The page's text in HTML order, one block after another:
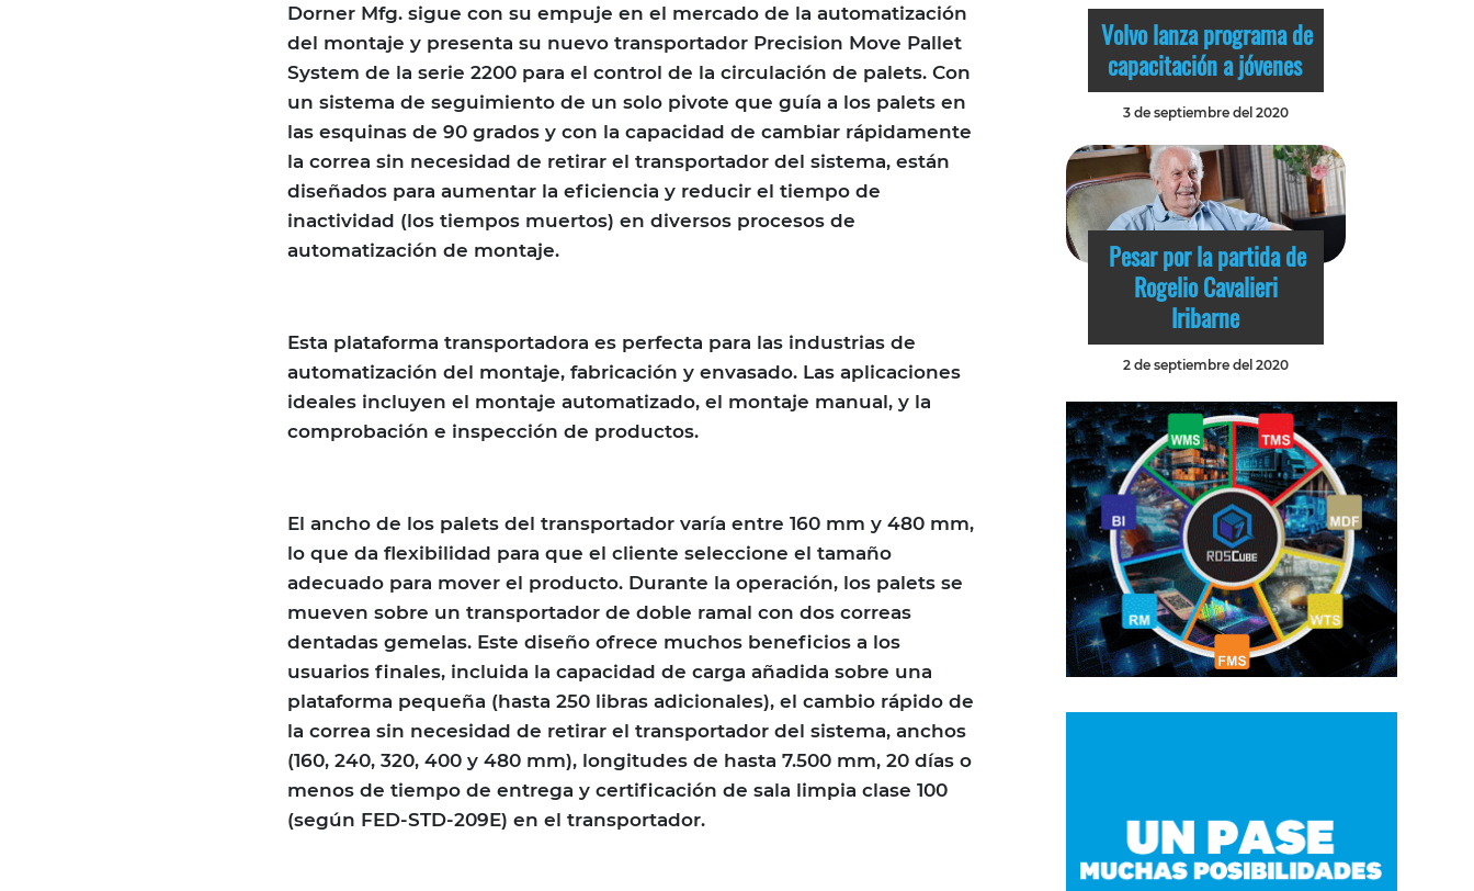
Dorner Mfg. sigue con su empuje en el mercado de la automatización
del montaje y presenta su nuevo transportador Precision Move Pallet
System de la serie 2200 para el control de la circulación de palets. Con
un sistema de seguimiento de un solo pivote que guía a los palets en
las esquinas de 90 grados y con la capacidad de cambiar rápidamente
la correa sin necesidad de retirar el transportador del sistema, están
diseñados para aumentar la eficiencia y reducir el tiempo de
inactividad (los tiempos muertos) en diversos procesos de
automatización de montaje.
Esta plataforma transportadora es perfecta para las industrias de
automatización del montaje, fabricación y envasado. Las aplicaciones
ideales incluyen el montaje automatizado, el montaje manual, y la
comprobación e inspección de productos.
El ancho de los palets del transportador varía entre 160 mm y 480 mm,
lo que da flexibilidad para que el cliente seleccione el tamaño
adecuado para mover el producto. Durante la operación, los palets se
mueven sobre un transportador de doble ramal con dos correas
dentadas gemelas. Este diseño ofrece muchos beneficios a los
usuarios finales, incluida la capacidad de carga añadida sobre una
plataforma pequeña (hasta 250 libras adicionales), el cambio rápido de
la correa sin necesidad de retirar el transportador del sistema, anchos
(160, 240, 320, 400 y 480 mm), longitudes de hasta 7.500 mm, 20 días o
menos de tiempo de entrega y certificación de sala limpia clase 100
(según FED-STD-209E) en el transportador.
Volvo lanza programa de
capacitación a jóvenes
3 de septiembre del 2020
Pesar por la partida de
Rogelio Cavalieri
Iribarne
2 de septiembre del 2020